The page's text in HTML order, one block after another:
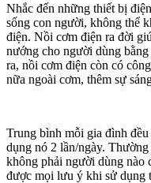
Nhắc đến những thiết bị
sống con người, không thể
điện. Nồi cơm điện ra đời
nướng cho người dùng
ra, nồi cơm điện còn có
nữa ngoài cơm, thêm sự
Trung bình mỗi gia đình
dụng nó 2 lần/ngày.
không phải người dùng nào
được mọi lưu ý khi sử dụng